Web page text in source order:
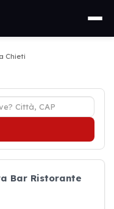
Chieti
Bar Ristorante